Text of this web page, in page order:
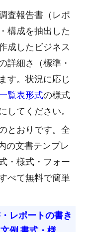
査報告書（レポ
構成を抽出した
成したビジネス
詳細さ（標準・
す。状況に応じ
覧表形式の様式
してください。
とおりです。全
の文書テンプレ
・様式・フォー
べて無料で簡単
レポートの書き